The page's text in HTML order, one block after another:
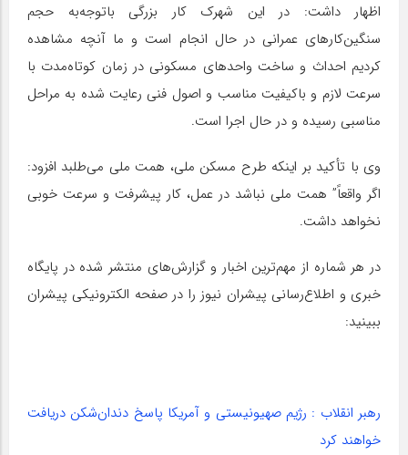
اظهار داشت: در این شهرک کار بزرگی باتوجه‌به حجم
سنگین‌کارهای عمرانی در حال انجام است و ما آنچه مشاهده
کردیم احداث و ساخت واحدهای مسکونی در زمان کوتاه‌مدت با
سرعت لازم و باکیفیت مناسب و اصول فنی رعایت شده به مراحل
مناسبی رسیده و در حال اجرا است.
وی با تأکید بر اینکه طرح مسکن ملی، همت ملی می‌طلبد افزود:
اگر واقعاً” همت ملی نباشد در عمل، کار پیشرفت و سرعت خوبی
نخواهد داشت.
در هر شماره از مهم‌ترین اخبار و گزارش‌های منتشر شده در پایگاه
خبری و اطلاع‌رسانی پیشران نیوز را در صفحه الکترونیکی پیشران
ببینید:
رهبر انقلاب : رژیم صهیونیستی و آمریکا پاسخ دندان‌شکن دریافت
خواهند کرد